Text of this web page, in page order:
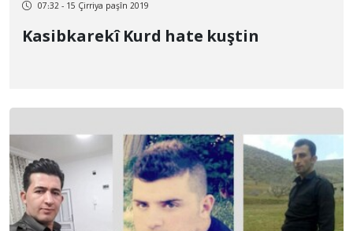
07:32 - 15 Çirriya paşîn 2019
Kasibkarekî Kurd hate kuştin